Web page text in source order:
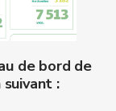
de bord de
: